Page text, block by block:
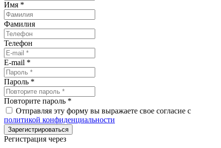
Имя *
Фамилия
Телефон
E-mail *
Пароль *
Повторите пароль *
Отправляя эту форму вы выражаете свое согласие с
политикой конфиденциальности
Зарегистрироваться
Регистрация через